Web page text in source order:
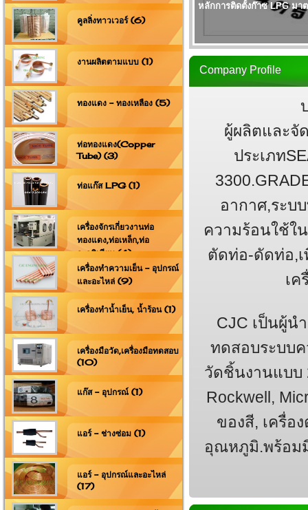
หลักการติดตั้งก๊าซ LPG มา
Company Profile
ผู้ผลิตและจั
ประเภท
อากาศ,ระบ
ความร้อนใช้ใ
ตัดท่อ-ดัดท่อ,
เค
CJC เป็นผู้น
ทดสอบระบบ
วัดชิ้นงานแบบ
Rockwell,
ของสี, เครื่อ
อุณหภูมิ.พร้อม
คูลลิ่งทาวเวอร์ (6)
งานผลิตตามแบบ (1)
ทองแดง - ทองเหลือง (5)
ท่อทองแดง(Copper
Tube) (3)
ท่อแก๊ส LPG (1)
เครื่องจักรเกี่ยวงานท่อ
ทองแดง,ท่อเหล็ก,ท่อ
อะลูมิเนียม (4)
เครื่องทำความเย็น - อุปกรณ์
และอะไหล่ (9)
เครื่องทำน้ำเย็น, น้ำร้อน (1)
เครื่องมือวัด,เครื่องมือทดสอบ
(10)
แก๊ส - อุปกรณ์ (1)
แอร์ - ช่างซ่อม (1)
แอร์ - อุปกรณ์และอะไหล่
(17)